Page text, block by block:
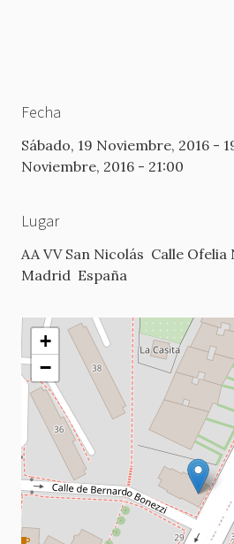
Fecha
Sábado, 19 Noviembre, 2016 -
Noviembre, 2016 - 21:00
Lugar
AA VV San Nicolás Calle Ofelia
Madrid España
+
−